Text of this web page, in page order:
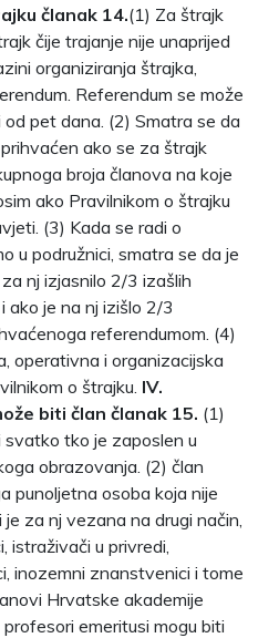
članak 14.(1) Za štrajk
čije trajanje nije unaprijed
organiziranja štrajka,
Referendum se može
pet dana. (2) Smatra se da
ako se za štrajk
broja članova na koje
ako Pravilnikom o štrajku
(3) Kada se radi o
u podružnici, smatra se da je
nj izjasnilo 2/3 izašlih
ako je na nj izišlo 2/3
referendumom. (4)
operativna i organizacijska
o štrajku. IV.
biti član članak 15. (1)
tko je zaposlen u
obrazovanja. (2) član
punoljetna osoba koja nije
za nj vezana na drugi način,
istraživači u privredi,
inozemni znanstvenici i tome
Hrvatske akademije
emeritusi mogu biti